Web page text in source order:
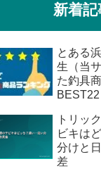
新着記
とある
生（当
た釣具
BEST22
トリッ
ビキは
分けと
差